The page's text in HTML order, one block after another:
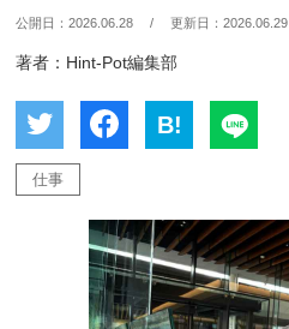
公開日：2026.06.28 / 更新日：2026.06.29
著者：Hint-Pot編集部
B!
仕事